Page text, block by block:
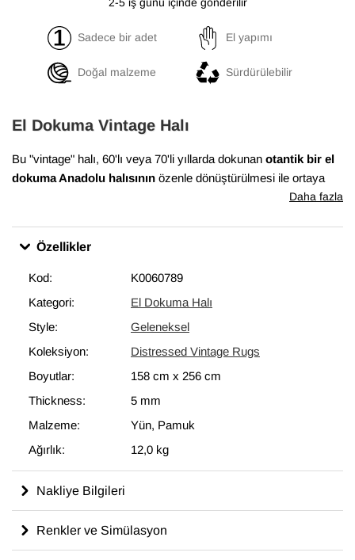
Sadece bir adet El yapımı
Doğal malzeme Sürdürülebilir
El Dokuma Vintage Halı
Bu "vintage" halı, 60'lı veya 70'li yıllarda dokunan otantik bir el
dokuma Anadolu halısının özenle dönüştürülmesi ile ortaya
çıkmıştır. Bu dönüşüm süreci, Anadolu'nun birçok yöresinde
düşürmek için el makineleri ile traşlanan halıların gerekli
bakımları yapılarak satışa sunulur. Bu muhteşem dönüşüm,
ortaya çıkartır.
158 cm x 256 cm
ölçülerinde olan bu halı, pamuktan üzerine
yün ile dokunmuştur.
Daha fazla
Özellikler
Kod:
K0060789
Kategori:
El Dokuma Halı
Style:
Geleneksel
Koleksiyon:
Distressed Vintage Rugs
Boyutlar:
158 cm x 256 cm
Thickness:
5 mm
Malzeme:
Yün, Pamuk
Ağırlık:
12,0 kg
Nakliye Bilgileri
Renkler ve Simülasyon